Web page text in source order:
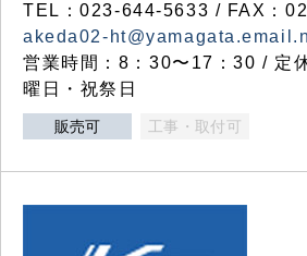
TEL：023-644-5633 / FAX：
akeda02-
営業時間：8：30〜17：30 / 定
曜日・祝祭日
販売可 工事・取付可